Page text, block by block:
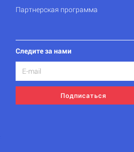
Партнерская программа
Следите за нами
Подписаться